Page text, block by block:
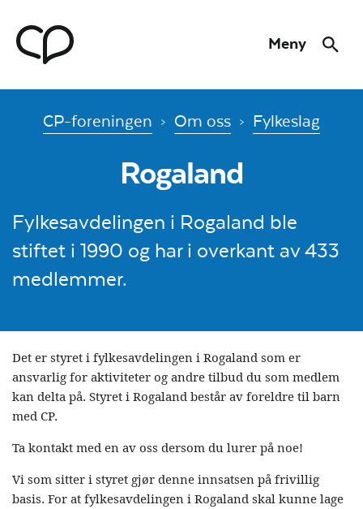
Meny
Søk
CP-foreningen Om oss Fylkeslag
Rogaland
Fylkesavdelingen i Rogaland ble
stiftet i 1990 og har i overkant av 433
medlemmer.
Det er styret i fylkesavdelingen i Rogaland som er
ansvarlig for aktiviteter og andre tilbud du som medlem
kan delta på. Styret i Rogaland består av foreldre til barn
med CP.
Ta kontakt med en av oss dersom du lurer på noe!
Vi som sitter i styret gjør denne innsatsen på frivillig
basis. For at fylkesavdelingen i Rogaland skal kunne lage